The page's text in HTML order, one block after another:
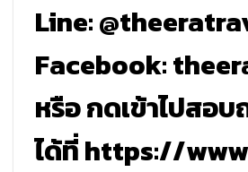
Line:
Facebook:
หรือ กดเข้าไปสอ
ได้ที่https://